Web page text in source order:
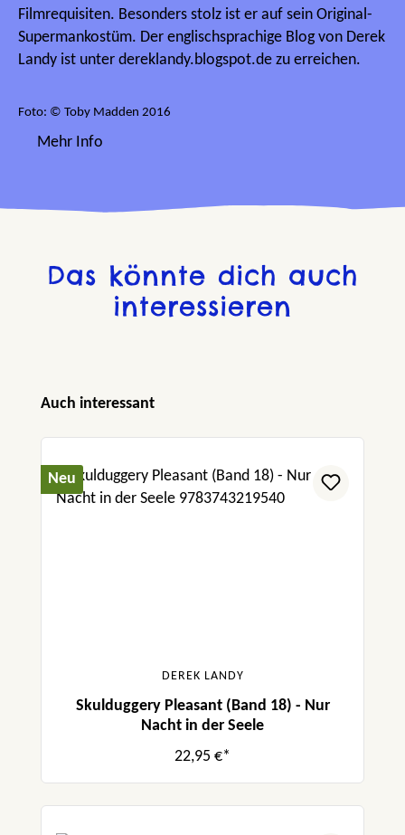
Filmrequisiten. Besonders stolz ist er auf sein Original-
Supermankostüm. Der englischsprachige Blog von Derek
Landy ist unter dereklandy.blogspot.de zu erreichen.
Foto: © Toby Madden 2016
Mehr Info
Das könnte dich auch
interessieren
Produktgalerie überspringen
Auch interessant
Neu
DEREK LANDY
Skulduggery Pleasant (Band 18) - Nur
Nacht in der Seele
22,95 €*